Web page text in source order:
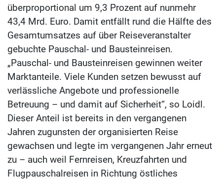
überproportional um 9,3 Prozent auf nunmehr
43,4 Mrd. Euro. Damit entfällt rund die Hälfte des
Gesamtumsatzes auf über Reiseveranstalter
gebuchte Pauschal- und Bausteinreisen.
„Pauschal- und Bausteinreisen gewinnen weiter
Marktanteile. Viele Kunden setzen bewusst auf
verlässliche Angebote und professionelle
Betreuung – und damit auf Sicherheit“, so Loidl.
Dieser Anteil ist bereits in den vergangenen
Jahren zugunsten der organisierten Reise
gewachsen und legte im vergangenen Jahr erneut
zu – auch weil Fernreisen, Kreuzfahrten und
Flugpauschalreisen in Richtung östliches